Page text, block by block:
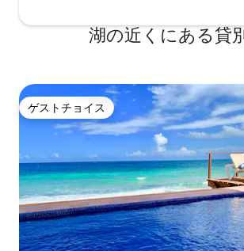
湖の近くにある貸
ゲストチョイス
ゲストチョイス